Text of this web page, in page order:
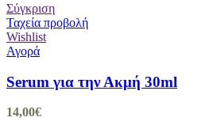
Σύγκριση
Ταχεία προβολή
Wishlist
Αγορά
Serum για την Ακμή 30ml
14,00€